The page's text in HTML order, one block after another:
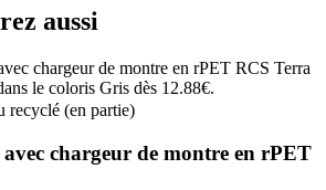
aussi
recyclé (en partie)
avec chargeur de montre en rPET